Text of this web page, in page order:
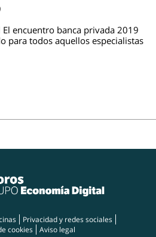
encuentro banca privada 2019
para todos aquellos especialistas
Privacidad y redes sociales
cookies
Aviso legal